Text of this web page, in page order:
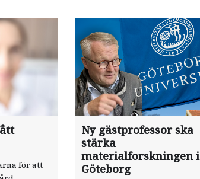
för att
Ny gästprofessor ska
stärka
materialforskningen i
Göteborg